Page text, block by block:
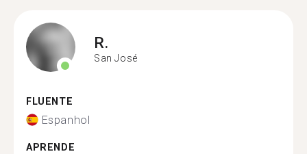
R.
San José
FLUENTE
Espanhol
APRENDE